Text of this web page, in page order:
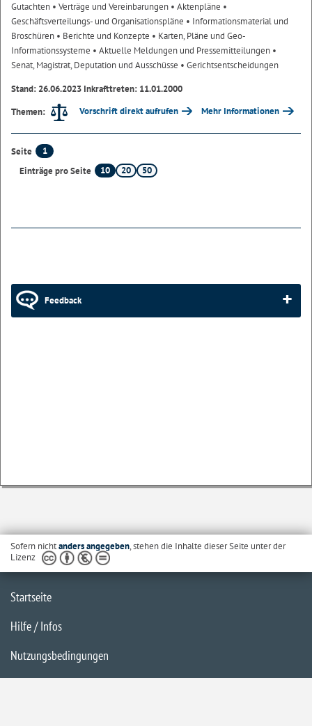
Gutachten • Verträge und Vereinbarungen • Aktenpläne •
Geschäftsverteilungs- und Organisationspläne • Informationsmaterial und
Broschüren • Berichte und Konzepte • Karten, Pläne und Geo-
Informationssysteme • Aktuelle Meldungen und Pressemitteilungen •
Senat, Magistrat, Deputation und Ausschüsse • Gerichtsentscheidungen
Stand: 26.06.2023 Inkrafttreten: 11.01.2000
Themen:
Vorschrift direkt aufrufen Mehr Informationen
Seite
1
Einträge pro Seite
10 20 50
Feedback
Sofern nichtanders angegeben, stehen die Inhalte dieser Seite unter der
Lizenz
Startseite
Hilfe / Infos
Nutzungsbedingungen